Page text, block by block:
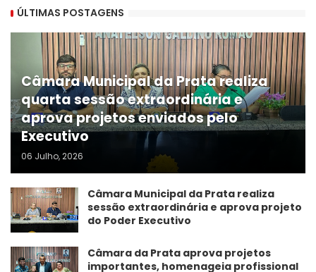
ÚLTIMAS POSTAGENS
Câmara Municipal da Prata realiza
quarta sessão extraordinária e
aprova projetos enviados pelo
Executivo
06 Julho, 2026
Câmara Municipal da Prata realiza
sessão extraordinária e aprova projeto
do Poder Executivo
​Câmara da Prata aprova projetos
importantes, homenageia profissional